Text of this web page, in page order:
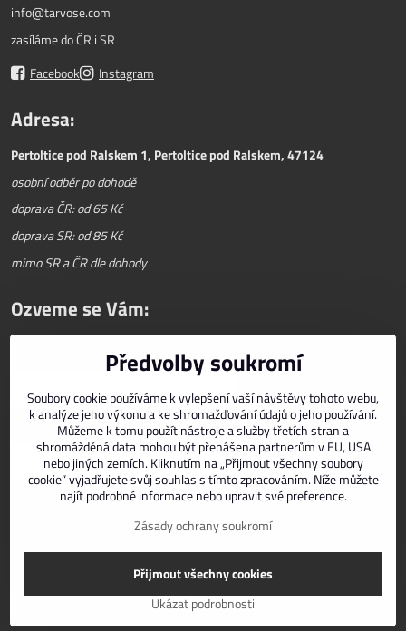
info@tarvose.com
zasíláme do ČR i SR
Facebook
Instagram
Adresa:
Pertoltice pod Ralskem 1, Pertoltice pod Ralskem, 47124
osobní odběr po dohodě
doprava ČR: od 65 Kč
doprava SR: od 85 Kč
mimo SR a ČR dle dohody
Ozveme se Vám:
©2026CopyrightPředvolby soukromíZásady ochrany soukromí
Vytvořeno systémem:ByznysWeb.cz
Předvolby soukromí
Soubory cookie používáme k vylepšení vaší návštěvy tohoto webu,
k analýze jeho výkonu a ke shromažďování údajů o jeho používání.
Můžeme k tomu použít nástroje a služby třetích stran a
shromážděná data mohou být přenášena partnerům v EU, USA
nebo jiných zemích. Kliknutím na „Přijmout všechny soubory
cookie“ vyjadřujete svůj souhlas s tímto zpracováním. Níže můžete
najít podrobné informace nebo upravit své preference.
Zásady ochrany soukromí
Ukázat podrobnosti
Přijmout všechny cookies